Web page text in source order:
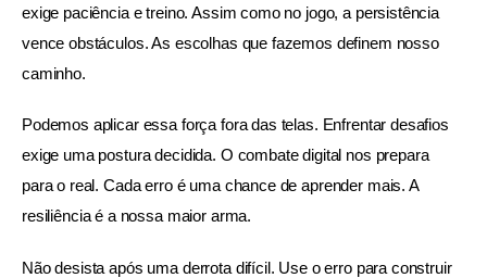
exige paciência e treino. Assim como no jogo, a persistência
vence obstáculos. As escolhas que fazemos definem nosso
caminho.
Podemos aplicar essa força fora das telas. Enfrentar desafios
exige uma postura decidida. O combate digital nos prepara
para o real. Cada erro é uma chance de aprender mais. A
resiliência é a nossa maior arma.
Não desista após uma derrota difícil. Use o erro para construir